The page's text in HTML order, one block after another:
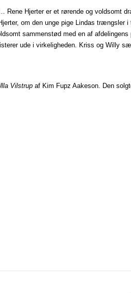
Hjerter er et rørende og voldsomt
om den unge pige Lindas
sammenstød med en af
ude i virkeligheden. Kriss og Willy
Vilstrup af Kim Fupz Aakeson. Den